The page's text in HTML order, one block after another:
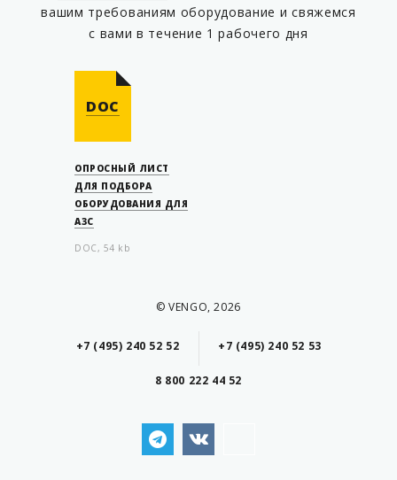
вашим требованиям оборудование и свяжемся
с вами в течение 1 рабочего дня
DOC
ОПРОСНЫЙ ЛИСТ
ДЛЯ ПОДБОРА
ОБОРУДОВАНИЯ ДЛЯ
АЗС
DOC, 54 kb
© VENGO, 2026
+7 (495) 240 52 52 +7 (495) 240 52 53
8 800 222 44 52